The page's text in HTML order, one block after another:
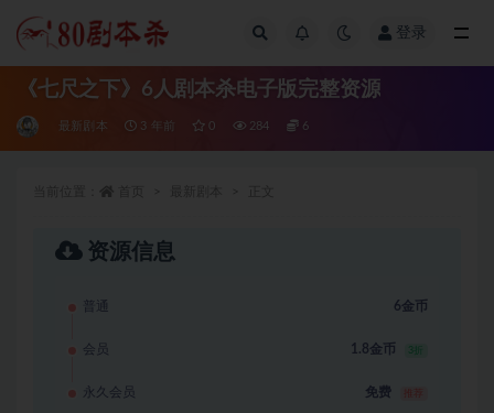
登录
《七尺之下》6人剧本杀电子版完整资源
最新剧本 3 年前 0 284 6
资源信息
普通 6金币
会员 1.8金币 3折
永久会员 免费